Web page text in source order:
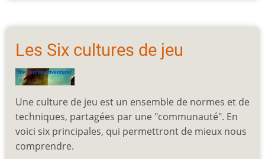
Les Six cultures de jeu
Une culture de jeu est un ensemble de normes et de
techniques, partagées par une "communauté". En
voici six principales, qui permettront de mieux nous
comprendre.